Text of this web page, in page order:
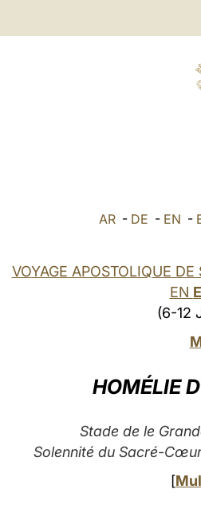
AR - DE - EN -
VOYAGE APOSTOLIQUE
EN
(6-12
HOMÉLIE
Stade de le
Solennité du Sacré-
[